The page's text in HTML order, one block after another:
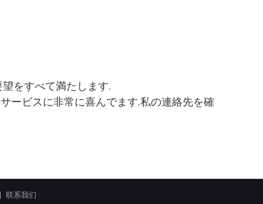
をすべて満たします.
ービスに非常に喜んでます.私の連絡先を確
联系我们